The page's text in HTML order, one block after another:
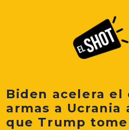
Biden acelera el
armas a Ucrania
que Trump